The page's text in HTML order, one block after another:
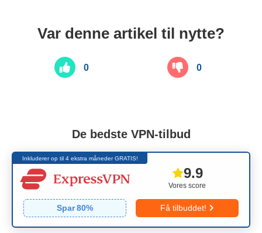
Var denne artikel til nytte?
0 0
De bedste VPN-tilbud
Inkluderer op til 4 ekstra måneder GRATIS!
Vores score
9.9
Spar80% Få tilbuddet!